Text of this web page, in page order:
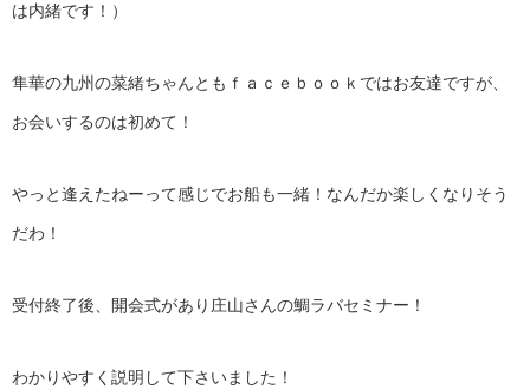
は内緒です！）
隼華の九州の菜緒ちゃんともｆａｃｅｂｏｏｋではお友達ですが、
お会いするのは初めて！
やっと逢えたねーって感じでお船も一緒！なんだか楽しくなりそう
だわ！
受付終了後、開会式があり庄山さんの鯛ラバセミナー！
わかりやすく説明して下さいました！